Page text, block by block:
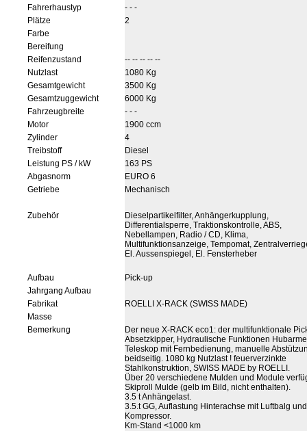
Fahrerhaustyp
- - -
Plätze
2
Farbe
Bereifung
Reifenzustand
-- -- -- -- --
Nutzlast
1080 Kg
Gesamtgewicht
3500 Kg
Gesamtzuggewicht
6000 Kg
Fahrzeugbreite
- - -
Motor
1900 ccm
Zylinder
4
Treibstoff
Diesel
Leistung PS / kW
163 PS
Abgasnorm
EURO 6
Getriebe
Mechanisch
Zubehör
Dieselpartikelfilter, Anhängerkupplung,
Differentialsperre, Traktionskontrolle, ABS,
Nebellampen, Radio / CD, Klima,
Multifunktionsanzeige, Tempomat,
El. Aussenspiegel, El. Fensterheber
Aufbau
Pick-up
Jahrgang Aufbau
Fabrikat
ROELLI X-RACK (SWISS MADE)
Masse
Bemerkung
Der neue X-RACK eco1: der multifunktionale
Absetzkipper, Hydraulische Funktionen
Teleskop mit Fernbedienung, manuelle
beidseitig. 1080 kg Nutzlast ! feuerverzinkte
Stahlkonstruktion, SWISS MADE by ROELLI.
Über 20 verschiedene Mulden und Module
Skiproll Mulde (gelb im Bild, nicht enthalten).
3.5 t Anhängelast.
3.5.t GG, Auflastung Hinterachse mit Luftbalg und
Kompressor.
Km-Stand <1000 km